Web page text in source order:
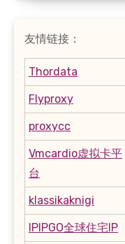
友情链接：
Thordata
Flyproxy
proxycc
Vmcardio虚拟卡平
台
klassikaknigi
IPIPGO全球住宅IP